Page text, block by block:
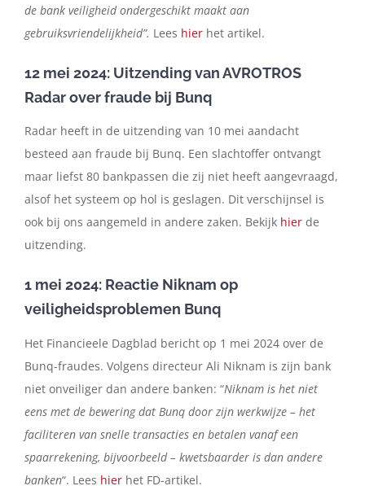
de bank veiligheid ondergeschikt maakt aan
gebruiksvriendelijkheid”. Lees hier het artikel.
12 mei 2024: Uitzending van AVROTROS
Radar over fraude bij Bunq
Radar heeft in de uitzending van 10 mei aandacht
besteed aan fraude bij Bunq. Een slachtoffer ontvangt
maar liefst 80 bankpassen die zij niet heeft aangevraagd,
alsof het systeem op hol is geslagen. Dit verschijnsel is
ook bij ons aangemeld in andere zaken. Bekijk hier de
uitzending.
1 mei 2024: Reactie Niknam op
veiligheidsproblemen Bunq
Het Financieele Dagblad bericht op 1 mei 2024 over de
Bunq-fraudes. Volgens directeur Ali Niknam is zijn bank
niet onveiliger dan andere banken: “Niknam is het niet
eens met de bewering dat Bunq door zijn werkwijze – het
faciliteren van snelle transacties en betalen vanaf een
spaarrekening, bijvoorbeeld – kwetsbaarder is dan andere
banken“. Lees hier het FD-artikel.